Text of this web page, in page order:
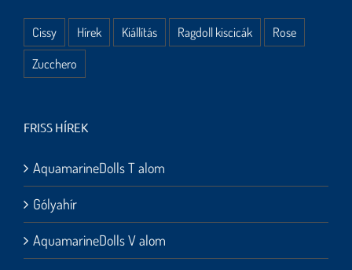
Cissy Hírek Kiállítás Ragdoll kiscicák
Rose
Zucchero
FRISS HÍREK
AquamarineDolls T alom
Gólyahír
AquamarineDolls V alom